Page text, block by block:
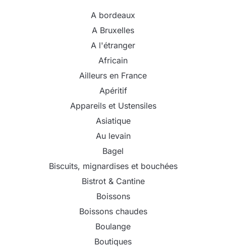
A bordeaux
A Bruxelles
A l'étranger
Africain
Ailleurs en France
Apéritif
Appareils et Ustensiles
Asiatique
Au levain
Bagel
Biscuits, mignardises et bouchées
Bistrot & Cantine
Boissons
Boissons chaudes
Boulange
Boutiques